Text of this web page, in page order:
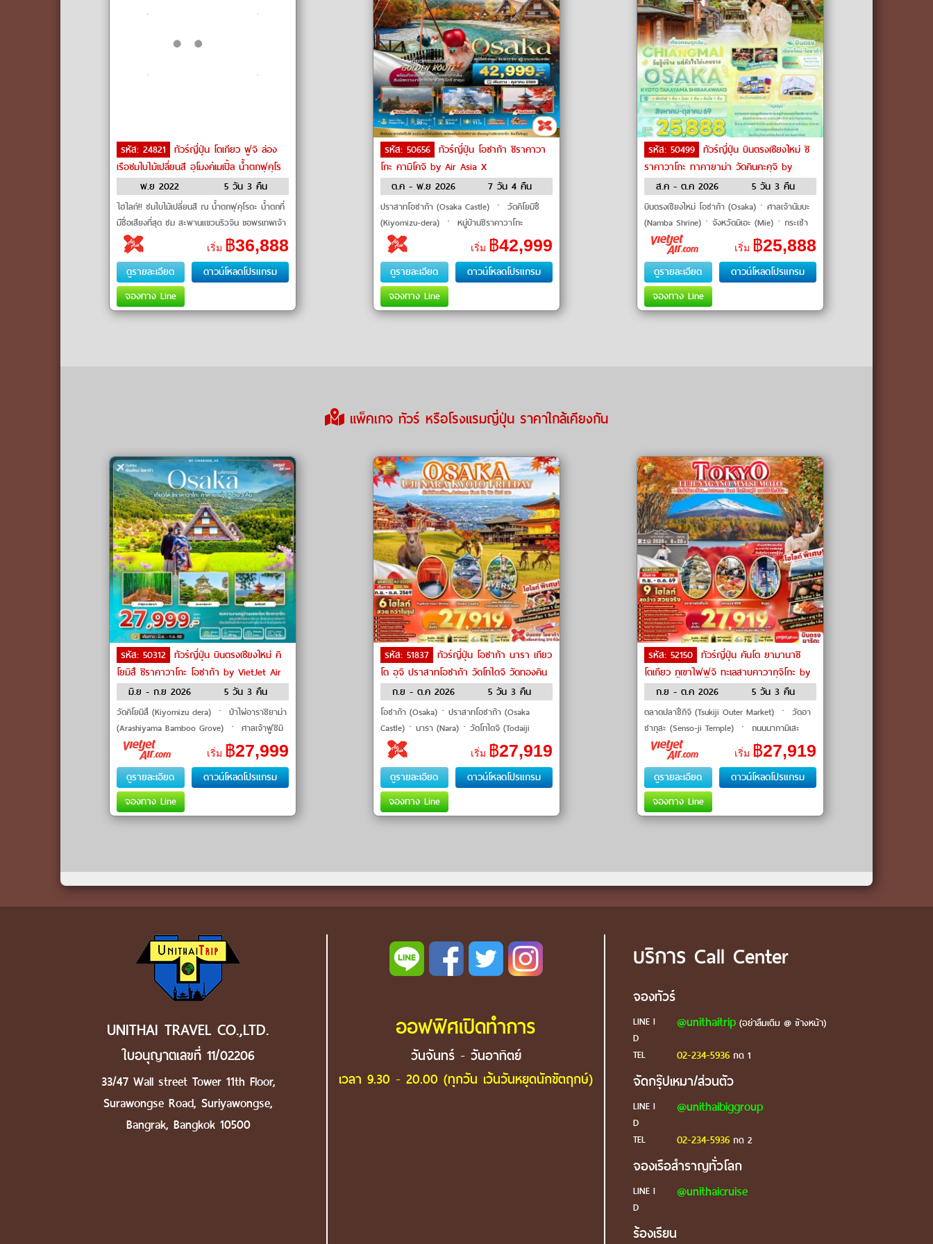
รหัส: 24821 ทัวร์ญี่ปุ่น โตเกียว ฟูจิ ล่อง
เรือชมใบไม้เปลี่ยนสี อุโมงค์เมเปิ้ล น้ำตกฟุคุโร
ดะ by Air Asia X
พ.ย 2022 5 วัน 3 คืน
ไฮไลท์!! ชมใบไม้เปลี่ยนสี ณ น้ำตกฟุคุโรดะ น้ำตกที่
มีชื่อเสียงที่สุด ชม สะพานแขวนริวจิน ขอพรเทพเจ้า
ณ ศาลเจ้
เริ่ม ฿36,888
ดูรายละเอียด
ดาวน์โหลดโปรแกรม
จองทาง Line
รหัส: 50656 ทัวร์ญี่ปุ่น โอซาก้า ชิราคาวา
โกะ คามิโคจิ by Air Asia X
ต.ค - พ.ย 2026
7 วัน 4 คืน
ปราสาทโอซาก้า (Osaka Castle) ㆍ วัดคิโยมิซึ
(Kiyomizu-dera) ㆍ หมู่บ้านชิราคาวาโกะ
(Shirakawa-go) ㆍ อุทยานคามิโคจิ (Kamikochi)
ㆍ ชินจูกุ (Shinjuku) #เที่ย�
เริ่ม ฿42,999
ดูรายละเอียด
ดาวน์โหลดโปรแกรม
จองทาง Line
รหัส: 50499 ทัวร์ญี่ปุ่น บินตรงเชียงใหม่ ชิ
ราคาวาโกะ ทาคายาม่า วัดคินคะคุจิ by
VietJet Air
ส.ค - ต.ค 2026 5 วัน 3 คืน
บินตรงเชียงใหม่ โอซาก้า (Osaka)ㆍศาลเจ้านัมบะ
(Namba Shrine)ㆍจังหวัดมิเอะ (Mie)ㆍกระเช้า
ลอยฟ้าโกไซโช (Gozaisho Ropeway)ㆍจังหวัดกิ
ฟุ (Gifu)ㆍA
เริ่ม ฿25,888
ดูรายละเอียด
ดาวน์โหลดโปรแกรม
จองทาง Line
แพ็คเกจ ทัวร์ หรือโรงแรมญี่ปุ่น ราคาใกล้เคียงกัน
รหัส: 50312 ทัวร์ญี่ปุ่น บินตรงเชียงใหม่ คิ
โยมิสึ ชิราคาวาโกะ โอซาก้า by VietJet Air
มิ.ย - ก.ย 2026
5 วัน 3 คืน
วัดคิโยมิสึ (Kiyomizu dera) ㆍ ป่าไผ่อาราชิยาม่า
(Arashiyama Bamboo Grove) ㆍ ศาลเจ้าฟูชิมิ
อินาริ (Fushimi Inari Shrine) ㆍ หมู่บ้านชิราคาวา
โกะ (Shirakawago Villageเริ่ม ฿27,999
ดูรายละเอียด
ดาวน์โหลดโปรแกรม
จองทาง Line
รหัส: 51837 ทัวร์ญี่ปุ่น โอซาก้า นารา เกียว
โต อุจิ ปราสาทโอซาก้า วัดโทไดจิ วัดทองคิน
คะคุจิ by Air Asia X
ก.ย - ต.ค 2026 5 วัน 3 คืน
โอซาก้า (Osaka)ㆍปราสาทโอซาก้า (Osaka
Castle)ㆍนารา (Nara)ㆍวัดโทไดจิ (Todaiji
Temple)ㆍสวนกวางนารา (Nara Park)ㆍภูเขาวา
กากุสะ (Mt. Wakakusa Rest Shelter)ㆍเกียวโต
(K
เริ่ม ฿27,919
ดูรายละเอียด
ดาวน์โหลดโปรแกรม
จองทาง Line
รหัส: 52150 ทัวร์ญี่ปุ่น คันโต ยามานาชิ
โตเกียว ภูเขาไฟฟูจิ ทะเลสาบคาวากุจิโกะ by
VietJet Air
ก.ย - ต.ค 2026 5 วัน 3 คืน
ตลาดปลาซึกิจิ (Tsukiji Outer Market) ㆍ วัดอา
ซากุสะ (Senso-ji Temple) ㆍ ถนนนากามิเสะ
(Nakamise Street) ㆍ โตเกียวสกายทรี (Tokyo
Skytree) ㆍ ทะเลสาบคาวากุจิโกะ
เริ่ม ฿27,919
ดูรายละเอียด
ดาวน์โหลดโปรแกรม
จองทาง Line
UNITHAI TRAVEL CO.,LTD.
ใบอนุญาตเลขที่ 11/02206
33/47 Wall street Tower 11th Floor,
Surawongse Road, Suriyawongse,
Bangrak, Bangkok 10500
ออฟฟิศเปิดทำการ
วันจันทร์ - วันอาทิตย์
เวลา 9.30 - 20.00 (ทุกวัน เว้นวันหยุดนักขัตฤกษ์)
บริการ Call Center
จองทัวร์
LINE I
D
@unithaitrip(อย่าลืมเติม @ ข้างหน้า)
TEL 02-234-5936กด 1
จัดกรุ๊ปเหมา/ส่วนตัว
LINE I
D
@unithaibiggroup
TEL 02-234-5936กด 2
จองเรือสำราญทั่วโลก
LINE I
D
@unithaicruise
ร้องเรียน